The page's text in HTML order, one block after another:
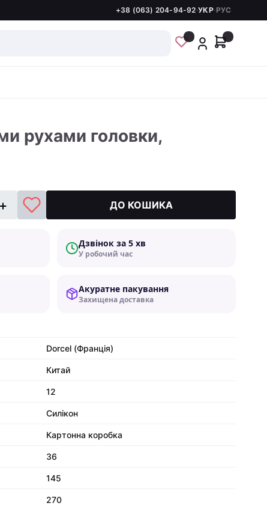
+38 (063) 204-94-92·УКР·РУС
рухами головки,
ДО КОШИКА
Дзвінок за 5 хв
У робочий час
Акуратне пакування
Захищена доставка
Dorcel (Франція)
Китай
12
Силікон
Картонна коробка
36
145
270